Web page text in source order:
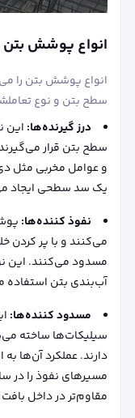
انواع پوشش بتن
انواع پوشش بتن را
سطح بتن و نوع
درز گیرنده‌ها: این
سطح بتن قرار
و عوامل مخربی مثل
یک سد سطحی ایجاد
نفوذ کننده‌ها:
می‌کنند و با پر کردن
مسدود می‌کنند. این
آب‌بندی بتن
مسدود کننده‌ها:
سیلیکات‌ها ساخته
دارند. عملکرد آن‌ها
مسیرهای نفوذ را در
مقاوم‌تر در داخل